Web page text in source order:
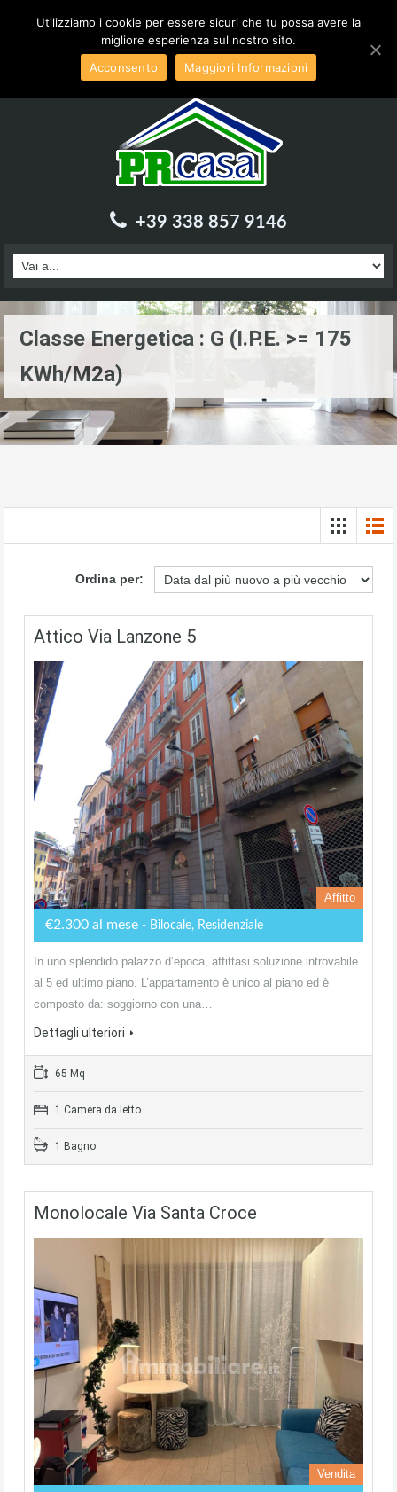
Inviaci una email a : info@prcasa.it
+39 338 857 9146
Classe Energetica : G (I.P.E. >= 175
KWh/m2a)
Ordina per:
Attico Via Lanzone 5
Affitto
€2.300 al mese - Bilocale, Residenziale
In uno splendido palazzo d’epoca, affittasi soluzione introvabile
al 5 ed ultimo piano. L’appartamento è unico al piano ed è
composto da: soggiorno con una…
Dettagli ulteriori
65 Mq
1 Camera da letto
1 Bagno
Monolocale Via Santa Croce
Vendita
Utilizziamo i cookie per essere sicuri che tu possa avere la
migliore esperienza sul nostro sito.
Acconsento
Maggiori Informazioni